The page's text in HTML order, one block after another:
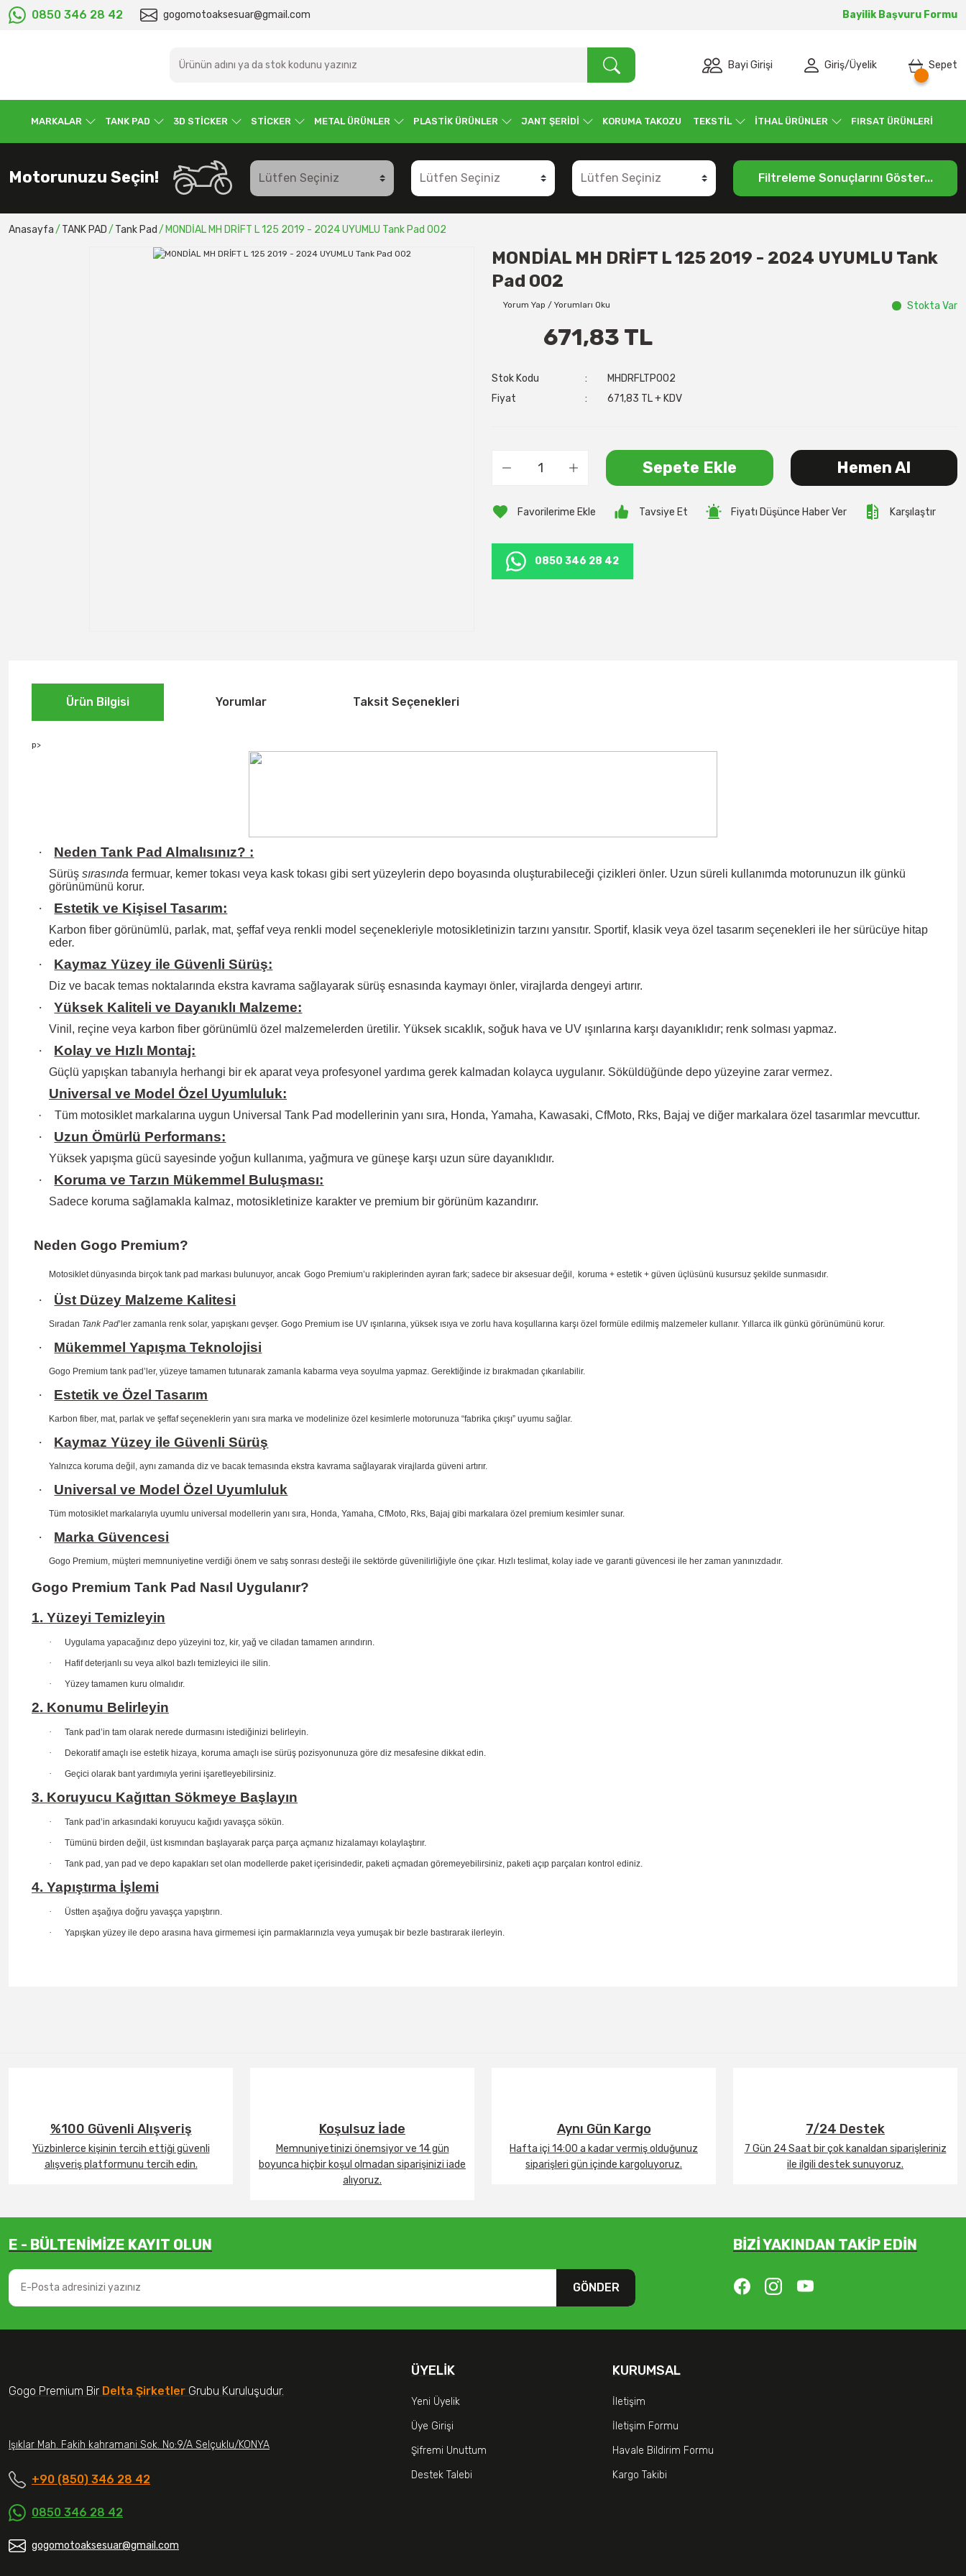
0850 346 28 42 gogomotoaksesuar@gmail.com Bayilik Başvuru Formu
Bayi Girişi Giriş/Üyelik Sepet
MARKALAR TANK PAD 3D STİCKER STİCKER METAL ÜRÜNLER PLASTİK ÜRÜNLER JANT ŞERİDİ KORUMA TAKOZU TEKSTİL İTHAL ÜRÜNLER FIRSAT ÜRÜNLERİ
Motorunuzu Seçin! Filtreleme Sonuçlarını Göster...
Anasayfa TANK PAD Tank Pad MONDİAL MH DRİFT L 125 2019 - 2024 UYUMLU Tank Pad 002
MONDİAL MH DRİFT L 125 2019 - 2024 UYUMLU Tank
Pad 002
Yorum Yap / Yorumları Oku Stokta Var
671,83 TL
Stok Kodu
MHDRFLTP002
Fiyat
671,83 TL + KDV
Sepete Ekle Hemen Al
Tavsiye Et Fiyatı Düşünce Haber Ver Karşılaştır
0850 346 28 42
Ürün Bilgisi Yorumlar Taksit Seçenekleri
p>
· Neden Tank Pad Almalısınız? :
Sürüş sırasında fermuar, kemer tokası veya kask tokası gibi sert yüzeylerin depo boyasında oluşturabileceği çizikleri önler. Uzun süreli kullanımda motorunuzun ilk günkü
görünümünü korur.
· Estetik ve Kişisel Tasarım:
Karbon fiber görünümlü, parlak, mat, şeffaf veya renkli model seçenekleriyle motosikletinizin tarzını yansıtır. Sportif, klasik veya özel tasarım seçenekleri ile her sürücüye hitap
eder.
· Kaymaz Yüzey ile Güvenli Sürüş:
Diz ve bacak temas noktalarında ekstra kavrama sağlayarak sürüş esnasında kaymayı önler, virajlarda dengeyi artırır.
· Yüksek Kaliteli ve Dayanıklı Malzeme:
Vinil, reçine veya karbon fiber görünümlü özel malzemelerden üretilir. Yüksek sıcaklık, soğuk hava ve UV ışınlarına karşı dayanıklıdır; renk solması yapmaz.
· Kolay ve Hızlı Montaj:
Güçlü yapışkan tabanıyla herhangi bir ek aparat veya profesyonel yardıma gerek kalmadan kolayca uygulanır. Söküldüğünde depo yüzeyine zarar vermez.
Universal ve Model Özel Uyumluluk:
· Tüm motosiklet markalarına uygun Universal Tank Pad modellerinin yanı sıra, Honda, Yamaha, Kawasaki, CfMoto, Rks, Bajaj ve diğer markalara özel tasarımlar mevcuttur.
· Uzun Ömürlü Performans:
Yüksek yapışma gücü sayesinde yoğun kullanıma, yağmura ve güneşe karşı uzun süre dayanıklıdır.
· Koruma ve Tarzın Mükemmel Buluşması:
Sadece koruma sağlamakla kalmaz, motosikletinize karakter ve premium bir görünüm kazandırır.
Neden Gogo Premium?
Motosiklet dünyasında birçok tank pad markası bulunuyor, ancak Gogo Premium’u rakiplerinden ayıran fark; sadece bir aksesuar değil, koruma + estetik + güven üçlüsünü kusursuz şekilde sunmasıdır
· Üst Düzey Malzeme Kalitesi
Sıradan Tank Pad’ler zamanla renk solar, yapışkanı gevşer. Gogo Premium ise UV ışınlarına, yüksek ısıya ve zorlu hava koşullarına karşı özel formüle edilmiş malzemeler kullanır. Yıllarca ilk günkü görünümünü korur.
· Mükemmel Yapışma Teknolojisi
Gogo Premium tank pad’ler, yüzeye tamamen tutunarak zamanla kabarma veya soyulma yapmaz. Gerektiğinde iz bırakmadan çıkarılabilir.
· Estetik ve Özel Tasarım
Karbon fiber, mat, parlak ve şeffaf seçeneklerin yanı sıra marka ve modelinize özel kesimlerle motorunuza “fabrika çıkışı” uyumu sağlar.
· Kaymaz Yüzey ile Güvenli Sürüş
Yalnızca koruma değil, aynı zamanda diz ve bacak temasında ekstra kavrama sağlayarak virajlarda güveni artırır.
· Universal ve Model Özel Uyumluluk
Tüm motosiklet markalarıyla uyumlu universal modellerin yanı sıra, Honda, Yamaha, CfMoto, Rks, Bajaj gibi markalara özel premium kesimler sunar.
· Marka Güvencesi
Gogo Premium, müşteri memnuniyetine verdiği önem ve satış sonrası desteği ile sektörde güvenilirliğiyle öne çıkar. Hızlı teslimat, kolay iade ve garanti güvencesi ile her zaman yanınızdadır.
Gogo Premium Tank Pad Nasıl Uygulanır?
1. Yüzeyi Temizleyin
· Uygulama yapacağınız depo yüzeyini toz, kir, yağ ve ciladan tamamen arındırın.
· Hafif deterjanlı su veya alkol bazlı temizleyici ile silin.
· Yüzey tamamen kuru olmalıdır.
2. Konumu Belirleyin
· Tank pad’in tam olarak nerede durmasını istediğinizi belirleyin.
· Dekoratif amaçlı ise estetik hizaya, koruma amaçlı ise sürüş pozisyonunuza göre diz mesafesine dikkat edin.
· Geçici olarak bant yardımıyla yerini işaretleyebilirsiniz.
3. Koruyucu Kağıttan Sökmeye Başlayın
· Tank pad’in arkasındaki koruyucu kağıdı yavaşça sökün.
· Tümünü birden değil, üst kısmından başlayarak parça parça açmanız hizalamayı kolaylaştırır.
· Tank pad, yan pad ve depo kapakları set olan modellerde paket içerisindedir, paketi açmadan göremeyebilirsiniz, paketi açıp parçaları kontrol ediniz.
4. Yapıştırma İşlemi
· Üstten aşağıya doğru yavaşça yapıştırın.
· Yapışkan yüzey ile depo arasına hava girmemesi için parmaklarınızla veya yumuşak bir bezle bastırarak ilerleyin.
%100 Güvenli Alışveriş
Yüzbinlerce kişinin tercih ettiği güvenli
alışveriş platformunu tercih edin.
Koşulsuz İade
Memnuniyetinizi önemsiyor ve 14 gün
boyunca hiçbir koşul olmadan siparişinizi iade
alıyoruz.
Aynı Gün Kargo
Hafta içi 14:00 a kadar vermiş olduğunuz
siparişleri gün içinde kargoluyoruz.
7/24 Destek
7 Gün 24 Saat bir çok kanaldan siparişleriniz
ile ilgili destek sunuyoruz.
E - BÜLTENİMİZE KAYIT OLUN
GÖNDER
BİZİ YAKINDAN TAKİP EDİN
Gogo Premium Bir Delta Şirketler Grubu Kuruluşudur.
Işıklar Mah. Fakih kahramani Sok. No:9/A Selçuklu/KONYA
+90 (850) 346 28 42
0850 346 28 42
gogomotoaksesuar@gmail.com
ÜYELIK
Yeni Üyelik
Üye Girişi
Şifremi Unuttum
Destek Talebi
KURUMSAL
İletişim
İletişim Formu
Havale Bildirim Formu
Kargo Takibi